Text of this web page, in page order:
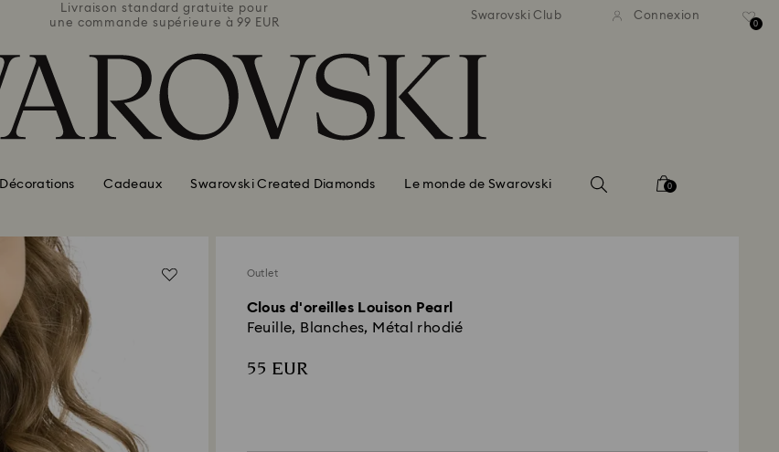
Livraison standard gratuite pour
une commande supérieure à 99 EUR
Livraison standard gratuite pour
une commande supérieure à 99 EUR
Livraison standard
une commande supérieure
Swarovski Club Connexion
0
Décorations Cadeaux Swarovski Created Diamonds Le monde de Swarovski 0
Outlet
Clous d'oreilles Louison Pearl
Feuille, Blanches, Métal rhodié
55 EUR